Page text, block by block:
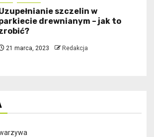
szczelin w
drewnianym – jak to
21 marca, 2023 Redakcja